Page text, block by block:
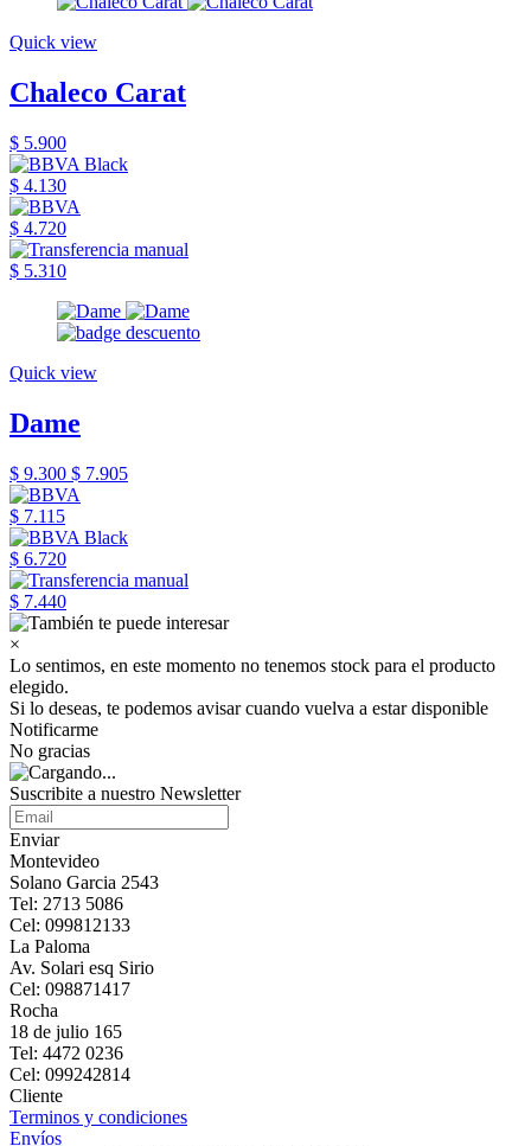
Quick view
Chaleco Carat
$ 5.900
$ 4.130
$ 4.720
$ 5.310
Quick view
Dame
$ 9.300 $ 7.905
$ 7.115
$ 6.720
$ 7.440
×
Lo sentimos, en este momento no tenemos stock para el producto
elegido.
Si lo deseas, te podemos avisar cuando vuelva a estar disponible
Notificarme
No gracias
Suscribite a nuestro Newsletter
Enviar
Montevideo
Solano Garcia 2543
Tel: 2713 5086
Cel: 099812133
La Paloma
Av. Solari esq Sirio
Cel: 098871417
Rocha
18 de julio 165
Tel: 4472 0236
Cel: 099242814
Cliente
Terminos y condiciones
Envíos